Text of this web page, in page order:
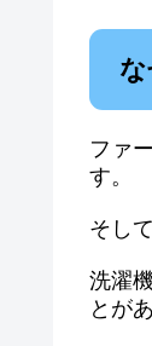
ファ
す。
そし
洗濯
とが